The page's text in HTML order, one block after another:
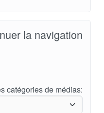
la navigation
catégories de médias: